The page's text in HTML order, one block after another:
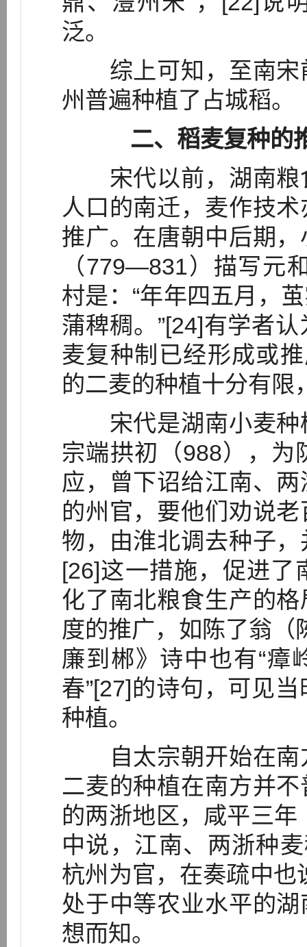
泛。
综上可知，至南宋
州普遍种植了占城稻。
二、稻麦复种的
宋代以前，湖南粮
人口的南迁，麦作技
推广。在唐朝中后期
（779—831）描写元
村是：“年年四五月，
蒲稗稠。”[24]有学者
麦复种制已经形成或
的二麦的种植十分有限
宋代是湖南小麦种
宗端拱初（988），为
应，曾下诏给江南、
的州官，要他们劝说
物，由淮北调去种子
[26]这一措施，促进了
化了南北粮食生产的
度的推广，如陈了翁
廉到郴》诗中也有“瘴
春”[27]的诗句，可见
种植。
自太宗朝开始在南
二麦的种植在南方并
的两浙地区，咸平三
中说，江南、两浙种
杭州为官，在奏疏中也
处于中等农业水平的
想而知。